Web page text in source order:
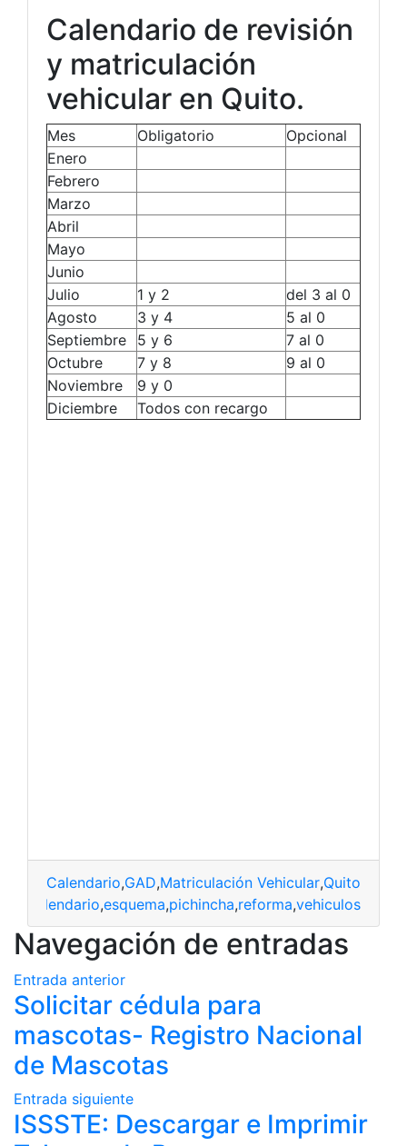
Calendario de revisión
y matriculación
vehicular en Quito.
Mes Obligatorio
Opcional
Enero
Febrero
Marzo
Abril
Mayo
Junio
Julio
1 y 2
del 3 al 0
Agosto
3 y 4
5 al 0
Septiembre
5 y 6
7 al 0
Octubre
7 y 8
9 al 0
Noviembre
9 y 0
Diciembre
Todos con recargo
Calendario,GAD,Matriculación Vehicular,Quito
Calendario,esquema,pichincha,reforma,vehiculos
Navegación de entradas
Entrada anterior
Solicitar cédula para
mascotas- Registro Nacional
de Mascotas
Entrada siguiente
ISSSTE: Descargar e Imprimir